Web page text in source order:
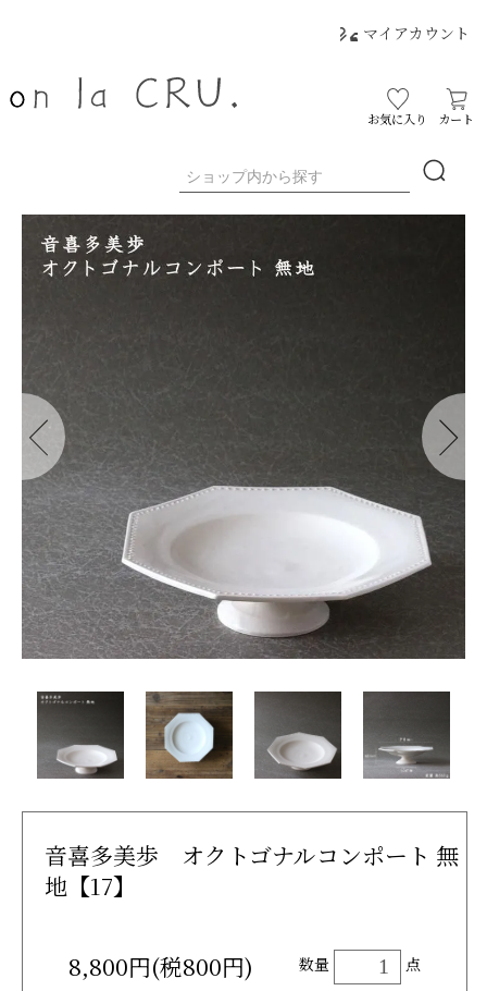
マイアカウント
お気に入り カート
音喜多美歩 オクトゴナルコンポート 無
地【17】
8,800円(税800円) 数量 点